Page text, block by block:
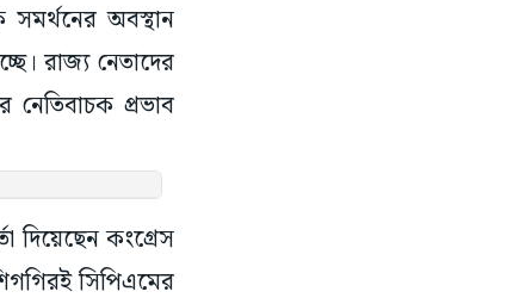
অবস্থান
রাজ্য নেতাদের
নেতিবাচক প্রভাব
দিয়েছেন কংগ্রেস
সিপিএমের